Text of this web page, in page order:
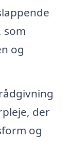
som
og
der
og